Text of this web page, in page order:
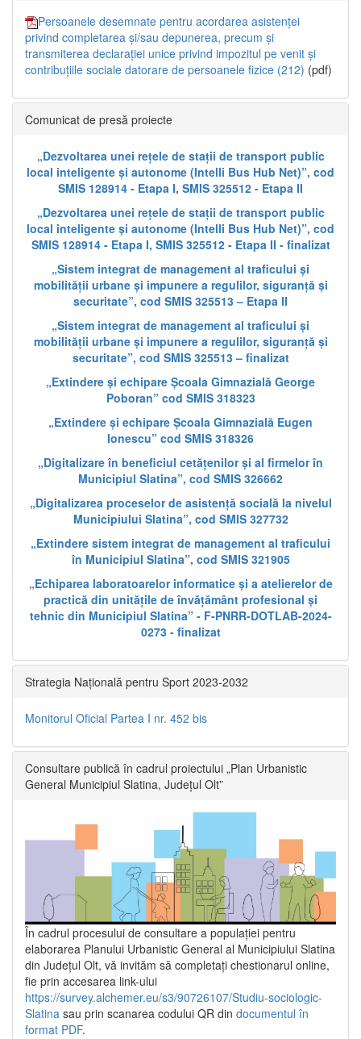
Persoanele desemnate pentru acordarea asistenței
privind completarea și/sau depunerea, precum și
transmiterea declarației unice privind impozitul pe venit și
contribuțiile sociale datorare de persoanele fizice (212) (pdf)
Comunicat de presă proiecte
„Dezvoltarea unei rețele de stații de transport public
local inteligente și autonome (Intelli Bus Hub Net)”, cod
SMIS 128914 - Etapa I, SMIS 325512 - Etapa II
„Dezvoltarea unei rețele de stații de transport public
local inteligente și autonome (Intelli Bus Hub Net)”, cod
SMIS 128914 - Etapa I, SMIS 325512 - Etapa II - finalizat
„Sistem integrat de management al traficului și
mobilității urbane și impunere a regulilor, siguranță și
securitate”, cod SMIS 325513 – Etapa II
„Sistem integrat de management al traficului și
mobilității urbane și impunere a regulilor, siguranță și
securitate”, cod SMIS 325513 – finalizat
„Extindere și echipare Școala Gimnazială George
Poboran” cod SMIS 318323
„Extindere și echipare Școala Gimnazială Eugen
Ionescu” cod SMIS 318326
„Digitalizare în beneficiul cetățenilor și al firmelor în
Municipiul Slatina”, cod SMIS 326662
„Digitalizarea proceselor de asistență socială la nivelul
Municipiului Slatina”, cod SMIS 327732
„Extindere sistem integrat de management al traficului
în Municipiul Slatina”, cod SMIS 321905
„Echiparea laboratoarelor informatice și a atelierelor de
practică din unitățile de învățământ profesional și
tehnic din Municipiul Slatina” - F-PNRR-DOTLAB-2024-
0273 - finalizat
Strategia Națională pentru Sport 2023-2032
Monitorul Oficial Partea I nr. 452 bis
Consultare publică în cadrul proiectului „Plan Urbanistic
General Municipiul Slatina, Județul Olt”
În cadrul procesului de consultare a populaţiei pentru
elaborarea Planului Urbanistic General al Municipiului Slatina
din Județul Olt, vă invităm să completați chestionarul online,
fie prin accesarea link-ului
https://survey.alchemer.eu/s3/90726107/Studiu-sociologic-
Slatina sau prin scanarea codului QR din documentul în
format PDF.